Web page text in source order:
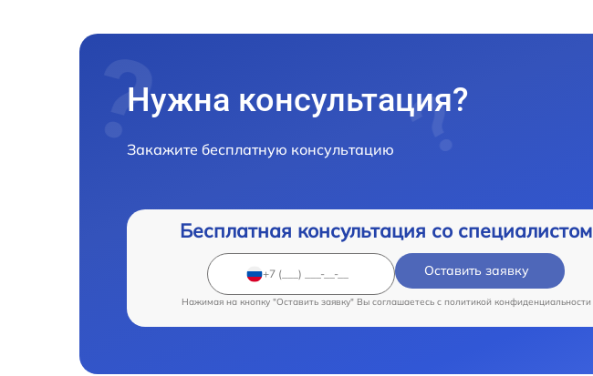
Нужна консультация?
Закажите бесплатную консультацию
Бесплатная консультация со специалистом
Оставить заявку
Нажимая на кнопку "Оставить заявку" Вы соглашаетесь c политикой конфиденциальности